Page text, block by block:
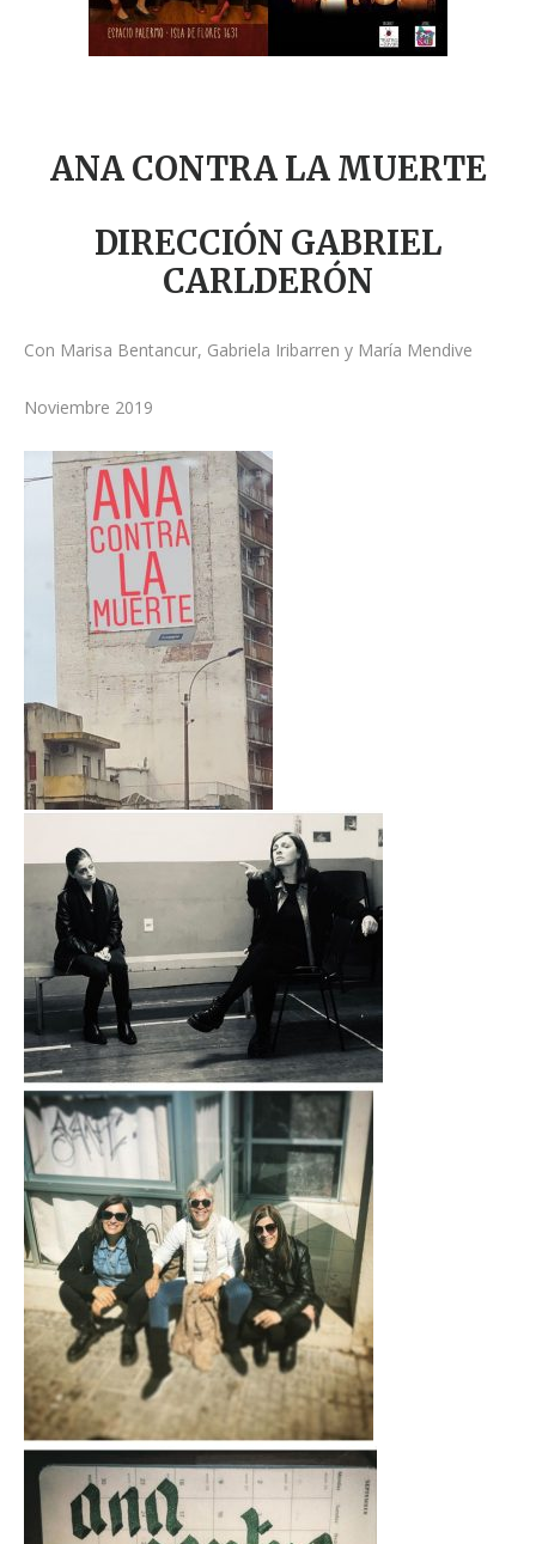
ANA CONTRA LA MUERTE
DIRECCIÓN GABRIEL
CARLDERÓN
Con Marisa Bentancur, Gabriela Iribarren y María Mendive
Noviembre 2019